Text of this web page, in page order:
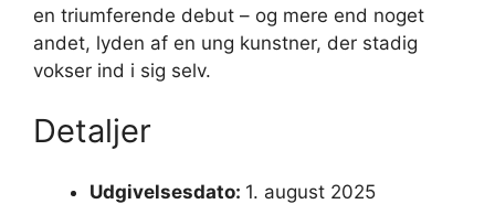
en triumferende debut – og mere end noget
andet, lyden af en ung kunstner, der stadig
vokser ind i sig selv.
Detaljer
Udgivelsesdato: 1. august 2025